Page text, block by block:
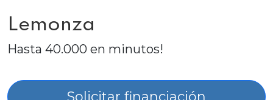
Lemonza
Hasta 40.000 en minutos!
Solicitar financiación